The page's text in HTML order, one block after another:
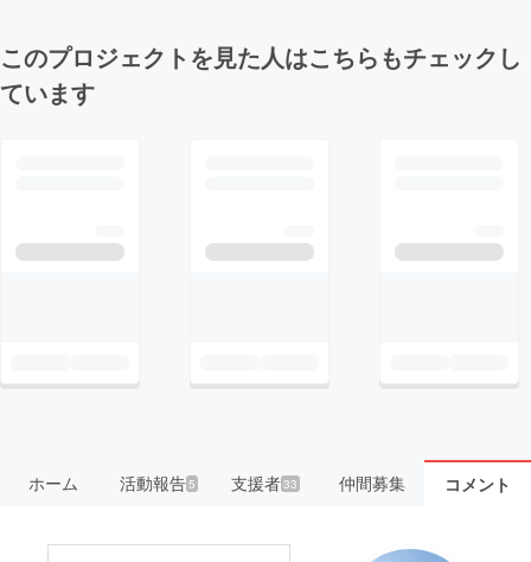
このプロジェクトを見た人はこちらもチェックし
ています
ホーム 活動報告5 支援者33 仲間募集 コメント